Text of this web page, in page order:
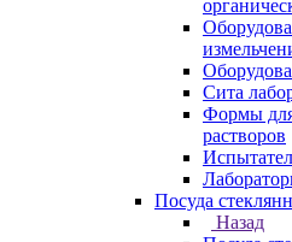
Сита
Формы для
растворов
Посуда
Назад